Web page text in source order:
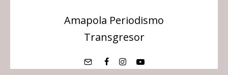
Amapola Periodismo
Transgresor